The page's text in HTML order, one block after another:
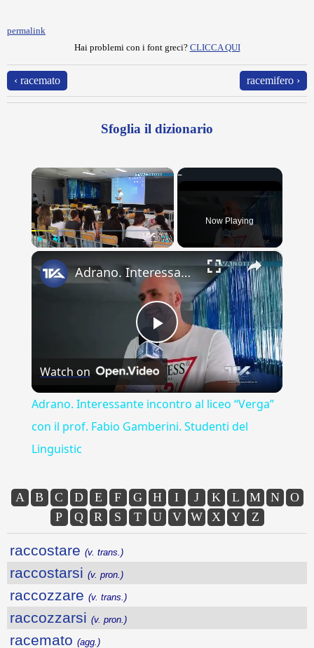
permalink
Hai problemi con i font greci? CLICCA QUI
‹ racemato racemifero ›
Sfoglia il dizionario
×
Now Playing
×
Play
Video
Adrano. Interessante incontro al liceo “Verga” con il prof. Fabio Gamberini. Studenti del Linguistic
Watch on
Adrano. Interessante incontro al liceo “Verga”
con il prof. Fabio Gamberini. Studenti del
Linguistic
A B C D E F G H I J K L M N
O
P
Q R S T U V W X Y Z
raccostare (v. trans.)
raccostarsi (v. pron.)
raccozzare (v. trans.)
raccozzarsi (v. pron.)
racemato (agg.)